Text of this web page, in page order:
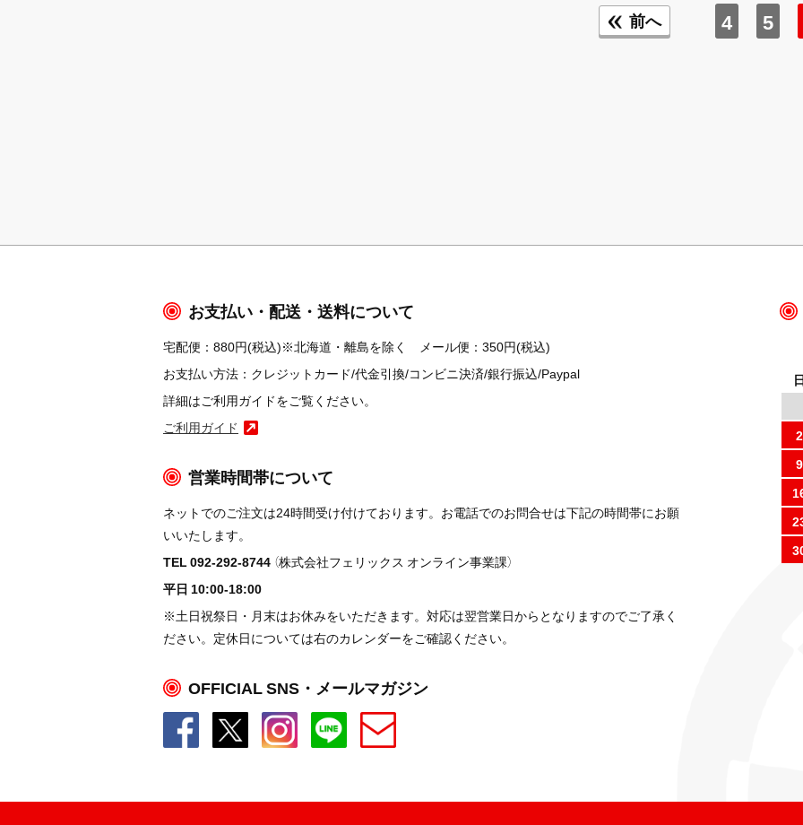
前へ 4 5
お支払い・配送・送料について
宅配便：880円(税込)※北海道・離島を除く メール便：350円(税込)
お支払い方法：クレジットカード/代金引換/コンビニ決済/銀行振込/Paypal
詳細はご利用ガイドをご覧ください。
ご利用ガイド
営業時間帯について
ネットでのご注文は24時間受け付けております。お電話でのお問合せは下記の時間帯にお願
いいたします。
TEL 092-292-8744 （株式会社フェリックス オンライン事業課）
平日 10:00-18:00
※土日祝祭日・月末はお休みをいただきます。対応は翌営業日からとなりますのでご了承く
ださい。定休日については右のカレンダーをご確認ください。
OFFICIAL SNS・メールマガジン
2
9